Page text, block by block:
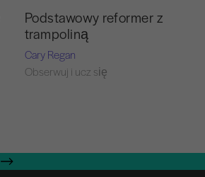
Podstawowy reformer z
trampoliną
Cary Regan
Obserwuj i ucz się